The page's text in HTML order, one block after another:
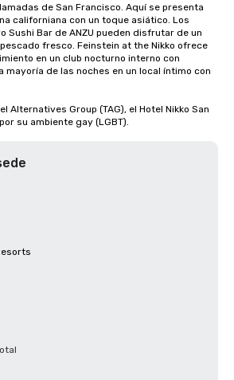
de San Francisco. Aquí se presenta
californiana con un toque asiático. Los
Sushi Bar de ANZU pueden disfrutar de un
fresco. Feinstein at the Nikko ofrece
en un club nocturno interno con
de las noches en un local íntimo con
Alternatives Group (TAG), el Hotel Nikko San
su ambiente gay (LGBT).